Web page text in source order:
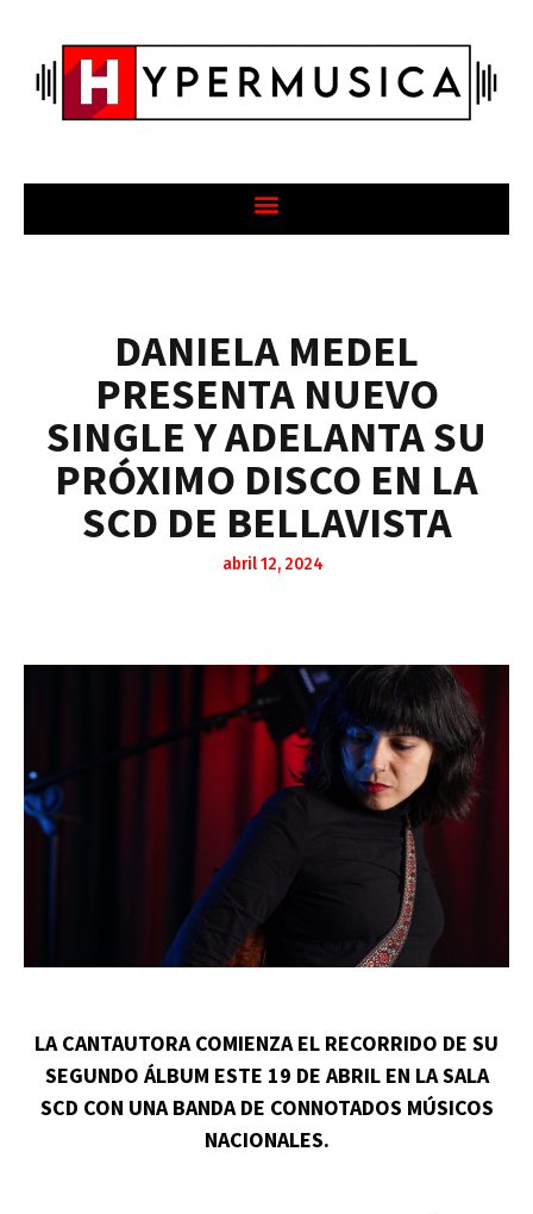
DANIELA MEDEL
PRESENTA NUEVO
SINGLE Y ADELANTA SU
PRÓXIMO DISCO EN LA
SCD DE BELLAVISTA
abril 12, 2024
LA CANTAUTORA COMIENZA EL RECORRIDO DE SU
SEGUNDO ÁLBUM ESTE 19 DE ABRIL EN LA SALA
SCD CON UNA BANDA DE CONNOTADOS MÚSICOS
NACIONALES.